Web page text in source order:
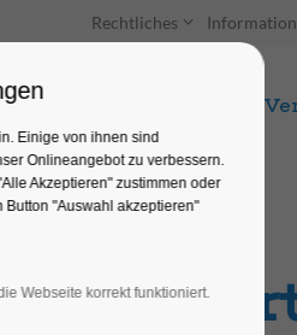
Rechtliches
Entdecken & Erleben
Einige von ihnen sind
Onlineangebot zu verbessern.
Akzeptieren" zustimmen oder
Button "Auswahl akzeptieren"
Webseite korrekt funktioniert.